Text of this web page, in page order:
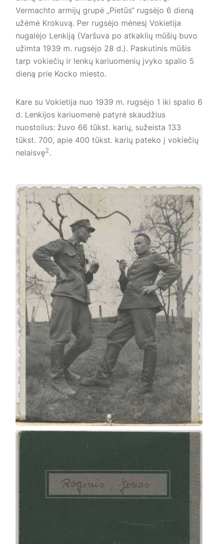
Vermachto armijų grupė „Pietūs“ rugsėjo 6 dieną
užėmė Krokuvą. Per rugsėjo mėnesį Vokietija
nugalėjo Lenkiją (Varšuva po atkaklių mūšių buvo
užimta 1939 m. rugsėjo 28 d.). Paskutinis mūšis
tarp vokiečių ir lenkų kariuomenių įvyko spalio 5
dieną prie Kocko miesto.
Kare su Vokietija nuo 1939 m. rugsėjo 1 iki spalio 6
d. Lenkijos kariuomenė patyrė skaudžius
nuostolius: žuvo 66 tūkst. karių, sužeista 133
tūkst. 700, apie 400 tūkst. karių pateko į vokiečių
nelaisvę2.